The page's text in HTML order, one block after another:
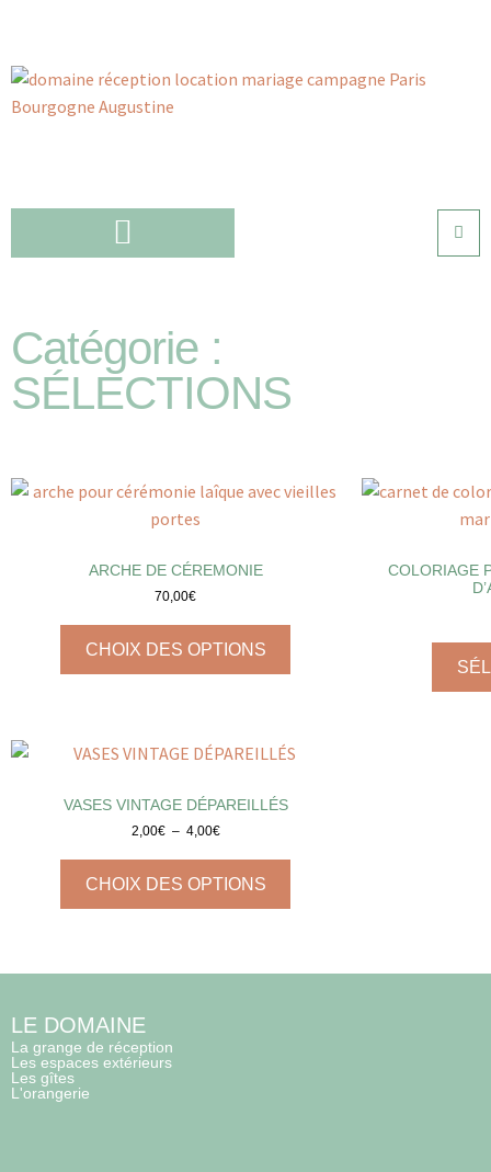
Catégorie :
SÉLECTIONS
ARCHE DE CÉREMONIE
70,00€
CHOIX DES OPTIONS
COLORIAGE
VASES VINTAGE DÉPAREILLÉS
2,00€ – 4,00€
CHOIX DES OPTIONS
LE DOMAINE
La grange de réception
Les espaces extérieurs
Les gîtes
L'orangerie